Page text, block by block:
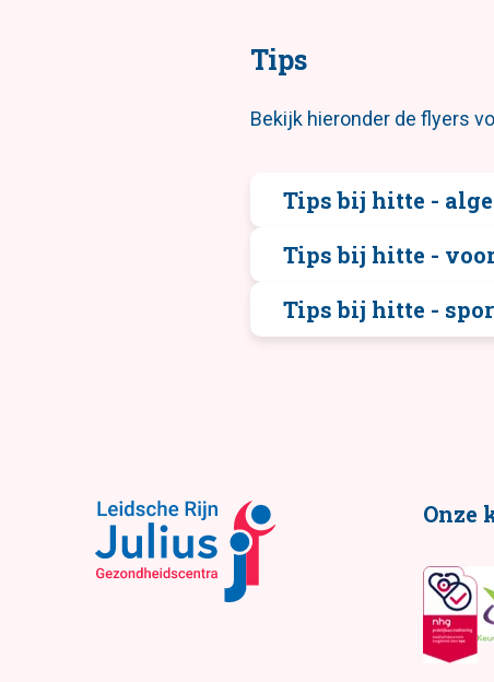
Tips
Bekijk hieronder de flyers
Tips bij hitte -
Tips bij hitte -
Tips bij hitte -
Onze